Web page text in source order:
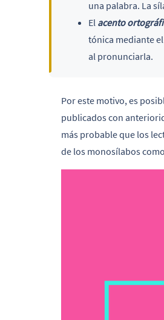
una palabra. La
El acento
tónica mediante
al pronunciarla.
Por este motivo, es
publicados con
más probable que los
de los monosílabos